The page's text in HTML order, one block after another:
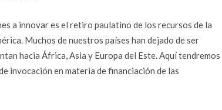
a innovar es el retiro paulatino de los recursos de la
Muchos de nuestros países han dejado de ser
hacia África, Asia y Europa del Este. Aquí tendremos
invocación en materia de financiación de las